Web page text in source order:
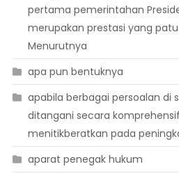
pertama pemerintahan
merupakan prestasi yang
Menurutnya
apa pun bentuknya
apabila berbagai persoalan di
ditangani secara
menitikberatkan pada
aparat penegak hukum